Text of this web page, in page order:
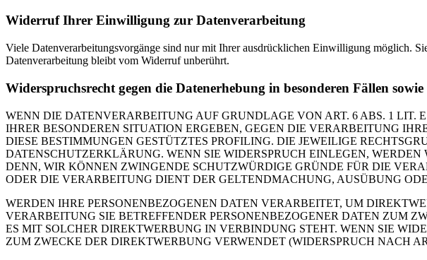
Widerruf Ihrer Einwilligung zur Datenverarbeitung
Viele Datenverarbeitungsvorgänge sind nur mit Ihrer ausdrücklichen Einwilligung möglich.
Datenverarbeitung bleibt vom Widerruf unberührt.
Widerspruchsrecht gegen die Datenerhebung in besonderen Fällen
WENN DIE DATENVERARBEITUNG AUF GRUNDLAGE VON ART. 6 ABS. 1 LIT.
IHRER BESONDEREN SITUATION ERGEBEN, GEGEN DIE VERARBEITUNG
DIESE BESTIMMUNGEN GESTÜTZTES PROFILING. DIE JEWEILIGE
DATENSCHUTZERKLÄRUNG. WENN SIE WIDERSPRUCH EINLEGEN,
DENN, WIR KÖNNEN ZWINGENDE SCHUTZWÜRDIGE GRÜNDE FÜR DIE
ODER DIE VERARBEITUNG DIENT DER GELTENDMACHUNG, AUSÜBUNG
WERDEN IHRE PERSONENBEZOGENEN DATEN VERARBEITET, UM
VERARBEITUNG SIE BETREFFENDER PERSONENBEZOGENER DATEN ZUM
ES MIT SOLCHER DIREKTWERBUNG IN VERBINDUNG STEHT. WENN SIE
ZUM ZWECKE DER DIREKTWERBUNG VERWENDET (WIDERSPRUCH NACH